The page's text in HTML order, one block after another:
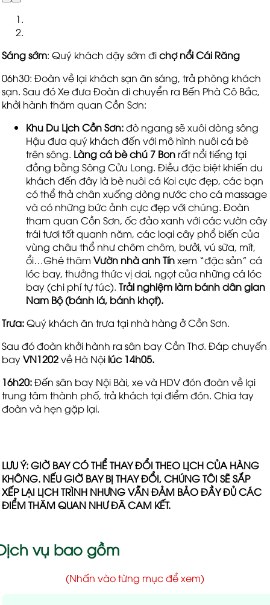
Sáng sớm: Quý khách dậy sớm đichợ nổi Cái Răng
06h30: Đoàn về lại khách sạn ăn sáng, trả phòng khách
sạn. Sau đó Xe đưa Đoàn di chuyển ra Bến Phà Cô Bắc,
khởi hành thăm quan Cồn Sơn:
Khu Du Lịch Cồn Sơn:đò ngang sẽ xuôi dòng sông
Hậu đưa quý khách đến với mô hình nuôi cá bè
trên sông. Làng cá bè chú 7 Bon rất nổi tiếng tại
đồng bằng Sông Cửu Long. Điều đặc biệt khiến du
khách đến đây là bè nuôi cá Koi cực đẹp, các bạn
có thể thả chân xuống dòng nước cho cá massage
và có những bức ảnh cực đẹp với chúng. Đoàn
tham quan Cồn Sơn, ốc đảo xanh với các vườn cây
trái tươi tốt quanh năm, các loại cây phổ biến của
vùng châu thổ như chôm chôm, bưởi, vú sữa, mít,
ổi…Ghé thăm Vườn nhà anh Tínxem “đặc sản” cá
lóc bay, thưởng thức vị dai, ngọt của những cá lóc
bay (chi phí tự túc). Trải nghiệm làm bánh dân gian
Nam Bộ (bánh lá, bánh khọt).
Trưa:Quý khách ăn trưa tại nhà hàng ở Cồn Sơn.
Sau đó đoàn khởi hành ra sân bay Cần Thơ. Đáp chuyến
bayVN1202về Hà Nội lúc 14h05.
16h20:Đến sân bay Nội Bài, xe và HDV đón đoàn về lại
trung tâm thành phố, trả khách tại điểm đón. Chia tay
đoàn và hẹn gặp lại.
LƯU Ý: GIỜ BAY CÓ THỂ THAY ĐỔI THEO LỊCH CỦA HÀNG
KHÔNG. NẾU GIỜ BAY BỊ THAY ĐỔI, CHÚNG TÔI SẼ SẮP
XẾP LẠI LỊCH TRÌNH NHƯNG VẪN ĐẢM BẢO ĐẦY ĐỦ CÁC
ĐIỂM THĂM QUAN NHƯ ĐÃ CAM KẾT.
vụ bao gồm
(Nhấn vào từng mục để xem)